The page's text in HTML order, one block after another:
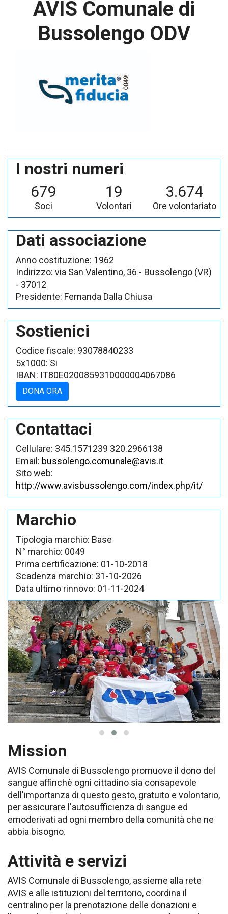
AVIS Comunale di
Bussolengo ODV
I nostri numeri
679
Soci
19
Volontari
3.674
Ore volontariato
Dati associazione
Anno costituzione: 1962
Indirizzo: via San Valentino, 36 - Bussolengo (VR)
- 37012
Presidente: Fernanda Dalla Chiusa
Sostienici
Codice fiscale: 93078840233
5x1000: Si
IBAN: IT80E0200859310000004067086
DONA ORA
Contattaci
Cellulare: 345.1571239 320.2966138
Email: bussolengo.comunale@avis.it
Sito web:
http://www.avisbussolengo.com/index.php/it/
Marchio
Tipologia marchio: Base
N° marchio: 0049
Prima certificazione: 01-10-2018
Scadenza marchio: 31-10-2026
Data ultimo rinnovo: 01-11-2024
Mission
AVIS Comunale di Bussolengo promuove il dono del
sangue affinchè ogni cittadino sia consapevole
dell'importanza di questo gesto, gratuito e volontario,
per assicurare l'autosufficienza di sangue ed
emoderivati ad ogni membro della comunità che ne
abbia bisogno.
Attività e servizi
AVIS Comunale di Bussolengo, assieme alla rete
AVIS e alle istituzioni del territorio, coordina il
centralino per la prenotazione delle donazioni e